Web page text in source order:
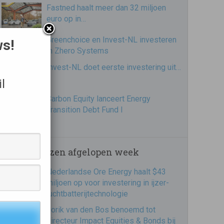
Fastned haalt meer dan 32 miljoen
euro op in…
Greenchoice en Invest-NL investeren
in Zhero Systems
Invest-NL doet eerste investering uit…
Carbon Equity lanceert Energy
Transition Debt Fund I
Meest gelezen afgelopen week
Nederlandse Ore Energy haalt $43
miljoen op voor investering in ijzer-
luchtbatterijtechnologie
Jorik van den Bos benoemd tot
directeur Impact Equities & Bonds bij